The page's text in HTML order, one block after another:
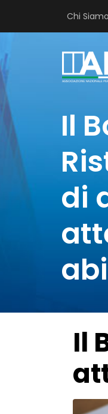
Chi Siamo
Il
di
Il